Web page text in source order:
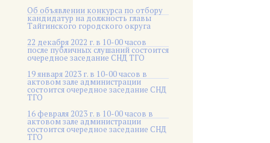
Об объявлении конкурса по отбору
кандидатур на должность главы
Тайгинского городского округа
22 декабря 2022 г. в 10-00 часов
после публичных слушаний состоится
очередное заседание СНД ТГО
19 января 2023 г. в 10-00 часов в
актовом зале администрации
состоится очередное заседание СНД
ТГО
16 февраля 2023 г. в 10-00 часов в
актовом зале администрации
состоится очередное заседание СНД
ТГО